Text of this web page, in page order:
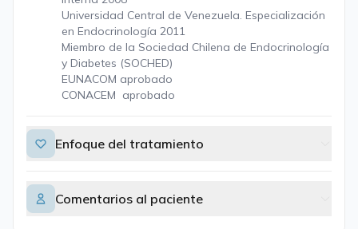
Universidad Central de Venezuela. Especialización
en Endocrinología 2011
Miembro de la Sociedad Chilena de Endocrinología
y Diabetes (SOCHED)
EUNACOM aprobado
CONACEM aprobado
Enfoque del tratamiento
Comentarios al paciente